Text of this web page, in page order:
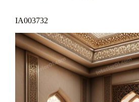
IA003732